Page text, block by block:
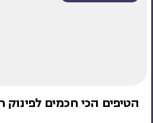
הטיפים הכי חכמים